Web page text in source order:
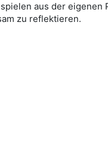
aus der
zu reflektieren.